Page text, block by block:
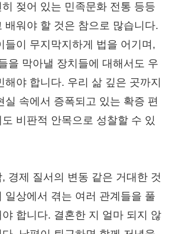
젖어 있는 민족문화 전통 등등
배워야 할 것은 참으로 많습니다.
들이 무지막지하게 법을 어기며,
을 막아낼 장치들에 대해서도 우
해야 합니다. 우리 삶 깊은 곳까지
실 속에서 증폭되고 있는 확증 편
비판적 안목으로 성찰할 수 있
경제 질서의 변동 같은 거대한 것
일상에서 겪는 여러 관계들을 풀
합니다. 결혼한 지 얼마 되지 않